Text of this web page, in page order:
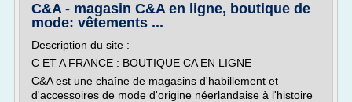
C&A - magasin C&A en ligne, boutique de
mode: vêtements ...
Description du site :
C ET A FRANCE : BOUTIQUE CA EN LIGNE
C&A est une chaîne de magasins d'habillement et
d'accessoires de mode d'origine néerlandaise à l'histoire